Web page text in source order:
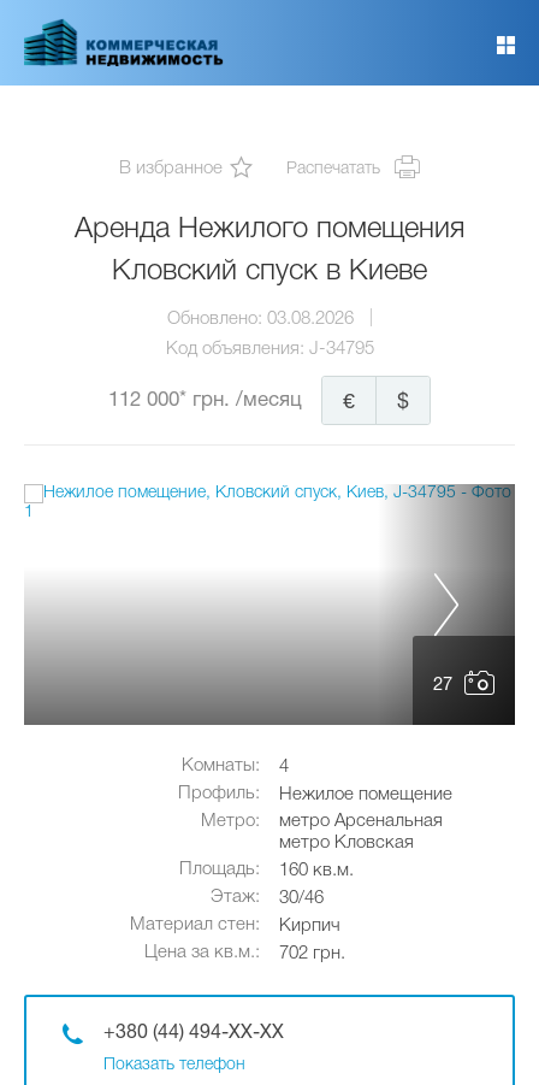
основному
В избранное Распечатать
Аренда Нежилого помещения
Кловский спуск в Киеве
Обновлено: 03.08.2026
Код объявления: J-34795
112 000* грн. /месяц $
€
27
Комнаты:
4
Профиль:
Нежилое помещение
Метро:
метро Арсенальная
метро Кловская
Площадь:
160 кв.м.
Этаж:
30/46
Материал стен:
Кирпич
Цена за кв.м.:
702 грн.
+380 (44) 494-XX-XX
Показать телефон